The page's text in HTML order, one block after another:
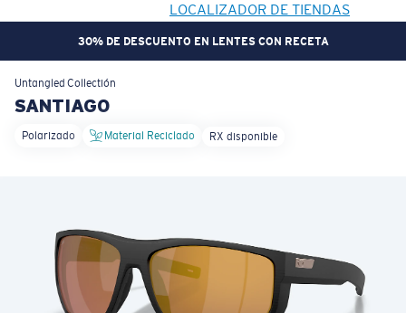
LOCALIZADOR DE TIENDAS
30% DE DESCUENTO EN LENTES CON RECETA
OBJETIVO ACTUALIZADO
Cantidad:
Untangled Collectión
SANTIAGO
Polarizado Material Reciclado RX disponible